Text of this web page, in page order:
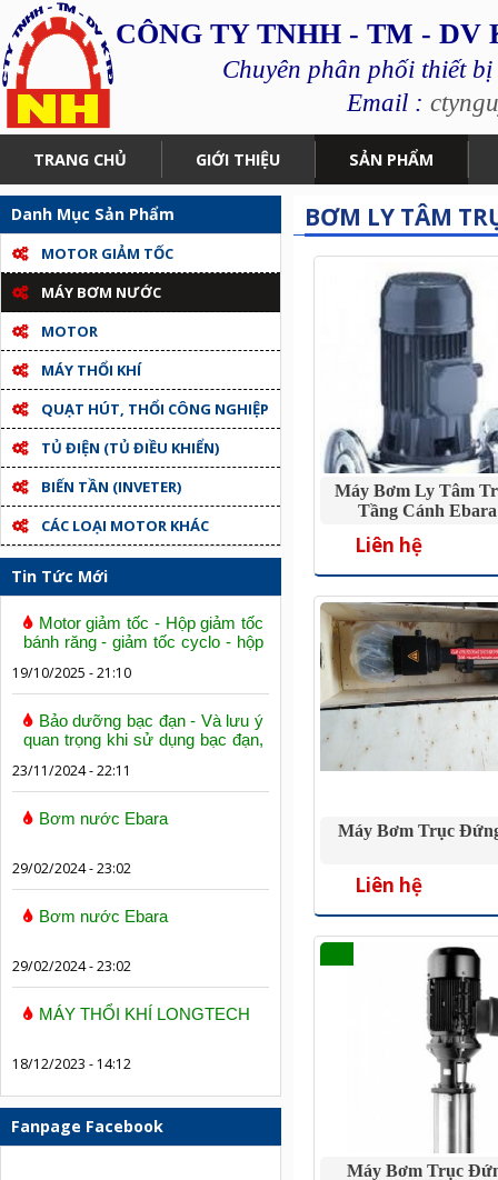
CÔNG TY TNHH - TM -
Chuyên phân phối thiết
Email :
TRANG CHỦ GIỚI THIỆU SẢN PHẨM
Danh Mục Sản Phẩm
MOTOR GIẢM TỐC
MÁY BƠM NƯỚC
MOTOR
MÁY THỔI KHÍ
QUẠT HÚT, THỔI CÔNG NGHIỆP
TỦ ĐIỆN (TỦ ĐIỀU KHIỂN)
BIẾN TẦN (INVETER)
CÁC LOẠI MOTOR KHÁC
Tin Tức Mới
Motor giảm tốc - Hộp giảm tốc
bánh răng - giảm tốc cyclo - hộp
19/10/2025 - 21:10
Bảo dưỡng bạc đạn - Và lưu ý
quan trọng khi sử dụng bạc đạn,
23/11/2024 - 22:11
Bơm nước Ebara
29/02/2024 - 23:02
Bơm nước Ebara
29/02/2024 - 23:02
MÁY THỔI KHÍ LONGTECH
18/12/2023 - 14:12
Fanpage Facebook
BƠM LY TÂM
Máy Bơm Ly Tâm
Tầng Cánh
Liên hệ
Máy Bơm Trục
Liên hệ
Máy Bơm Trục